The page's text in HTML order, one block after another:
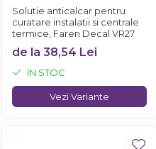
Solutie anticalcar pentru
curatare instalatii si centrale
termice, Faren Decal VR27
de la 38,54 Lei
IN STOC
Vezi Variante